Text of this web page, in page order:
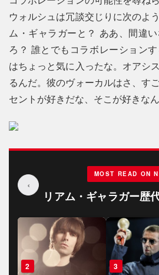
ウォルシュは冗談交じりに次のよ
ム・ギャラガーと？ ああ、間違
ろ？ 誰とでもコラボレーション
はちょっと気に入ったな。オアシ
るんだ。彼のヴォーカルはさ、す
セントが好きだな、そこが好きなん
‹
MOST READ ON
リアム・ギャラガー歴
3 4